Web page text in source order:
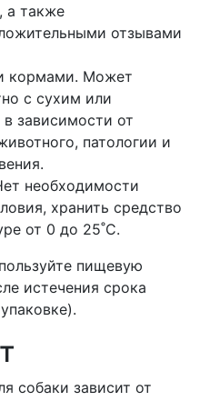
а также
отзывами
кормами. Может
с сухим или
зависимости от
патологии и
необходимости
хранить средство
от 0 до 25˚C.
пищевую
истечения срока
собаки зависит от